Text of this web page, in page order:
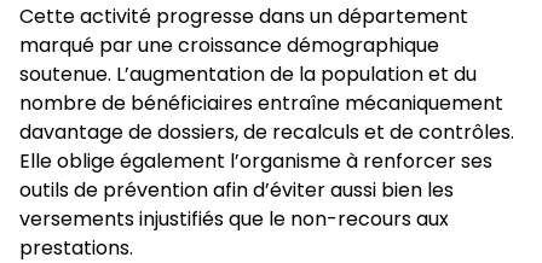
Cette activité progresse dans un département
marqué par une croissance démographique
soutenue. L’augmentation de la population et du
nombre de bénéficiaires entraîne mécaniquement
davantage de dossiers, de recalculs et de contrôles.
Elle oblige également l’organisme à renforcer ses
outils de prévention afin d’éviter aussi bien les
versements injustifiés que le non-recours aux
prestations.